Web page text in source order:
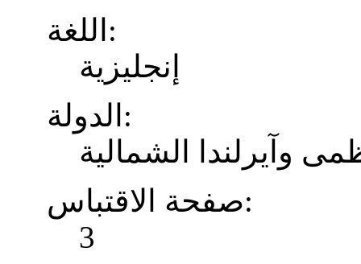
اللغة:
إنجليزية
الدولة:
وآيرلندا الشمالية
صفحة الاقتباس:
3